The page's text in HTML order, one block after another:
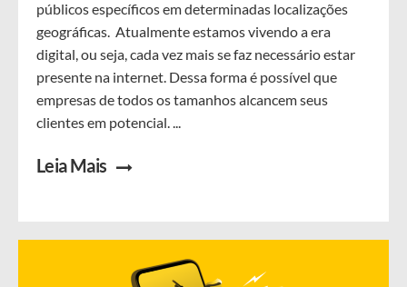
públicos específicos em determinadas localizações
geográficas. Atualmente estamos vivendo a era
digital, ou seja, cada vez mais se faz necessário estar
presente na internet. Dessa forma é possível que
empresas de todos os tamanhos alcancem seus
clientes em potencial. ...
Leia Mais